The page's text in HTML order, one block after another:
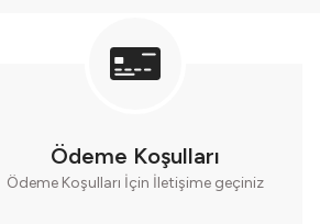
Ödeme Koşulları
Ödeme Koşulları İçin İletişime geçiniz